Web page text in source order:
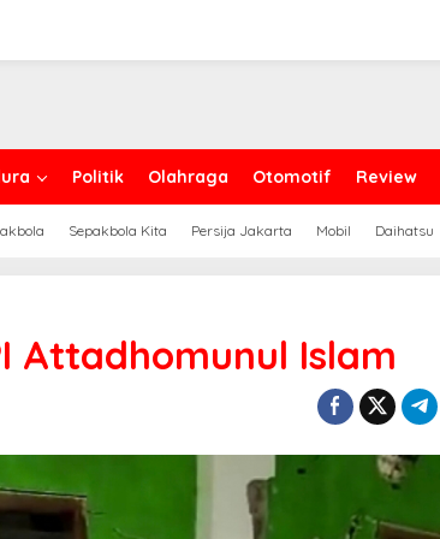
Politik Olahraga Otomotif Review
Sepakbola Kita Persija Jakarta Mobil Daihatsu
Attadhomunul Islam